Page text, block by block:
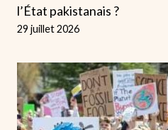
l’État pakistanais ?
29 juillet 2026